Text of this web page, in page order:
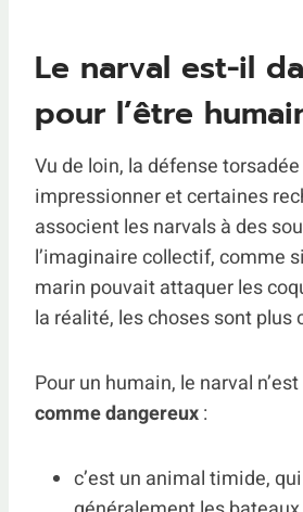
Le narval est-il
pour l’être
Vu de loin, la défense
impressionner et certaines
associent les narvals à des
l’imaginaire collectif, comme
marin pouvait attaquer les
la réalité, les choses sont plus
Pour un humain, le narval n’est
comme dangereux:
c’est un animal timide,